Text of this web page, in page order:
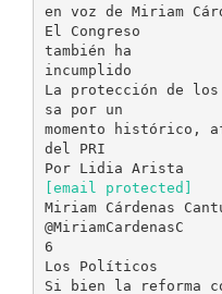
en voz de Miriam
El Congreso
también ha
incumplido
La protección de los
sa por un
momento histórico,
del PRI
[email protected]
Miriam Cárdenas
@MiriamCardenasC
6
Los Políticos
Si bien la reforma